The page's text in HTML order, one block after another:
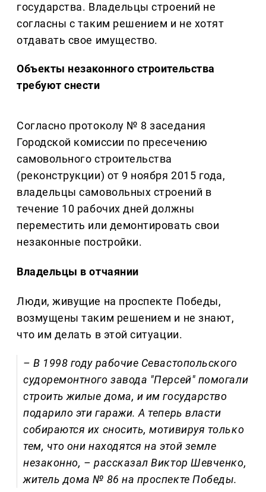
государства. Владельцы строений не
согласны с таким решением и не хотят
отдавать свое имущество.
Объекты незаконного строительства
требуют снести
Согласно протоколу № 8 заседания
Городской комиссии по пресечению
самовольного строительства
(реконструкции) от 9 ноября 2015 года,
владельцы самовольных строений в
течение 10 рабочих дней должны
переместить или демонтировать свои
незаконные постройки.
Владельцы в отчаянии
Люди, живущие на проспекте Победы,
возмущены таким решением и не знают,
что им делать в этой ситуации.
– В 1998 году рабочие Севастопольского
судоремонтного завода "Персей" помогали
строить жилые дома, и им государство
подарило эти гаражи. А теперь власти
собираются их сносить, мотивируя только
тем, что они находятся на этой земле
незаконно, – рассказал Виктор Шевченко,
житель дома № 86 на проспекте Победы.